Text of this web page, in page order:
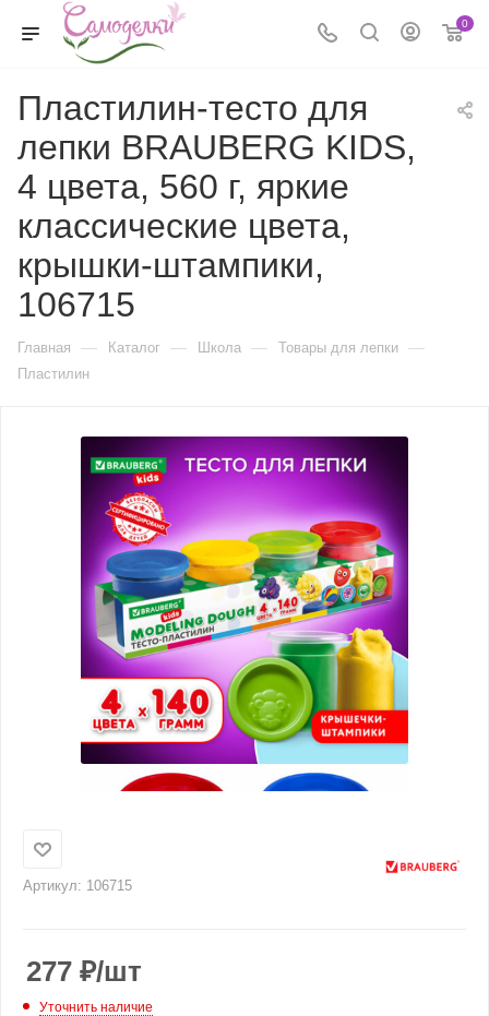
0
Пластилин-тесто для
лепки BRAUBERG KIDS,
4 цвета, 560 г, яркие
классические цвета,
крышки-штампики,
106715
Главная — Каталог — Школа — Товары для лепки —
Пластилин
Артикул: 106715
277 ₽/шт
Уточнить наличие